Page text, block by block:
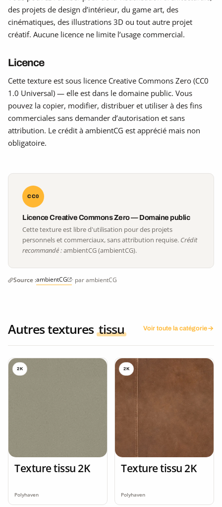
des projets de design d’intérieur, du game art, des
cinématiques, des illustrations 3D ou tout autre projet
créatif. Aucune licence ne limite l’usage commercial.
Licence
Cette texture est sous licence Creative Commons Zero (CC0
1.0 Universal) — elle est dans le domaine public. Vous
pouvez la copier, modifier, distribuer et utiliser à des fins
commerciales sans demander d’autorisation et sans
attribution. Le crédit à ambientCG est apprécié mais non
obligatoire.
CC0
Licence Creative Commons Zero — Domaine public
Cette texture est libre d'utilisation pour des projets
personnels et commerciaux, sans attribution requise. Crédit
recommandé :ambientCG (ambientCG).
Source :ambientCG · par ambientCG
Autres textures tissu Voir toute la catégorie
2K
Texture tissu 2K
Polyhaven
2K
Texture tissu 2K
Polyhaven